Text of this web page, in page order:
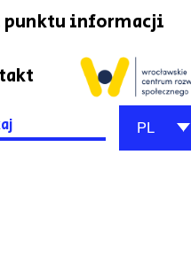
punktu informacji
PL